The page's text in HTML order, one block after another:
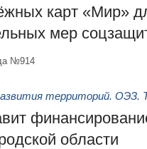
карт «Мир»
мер
№914
территорий. ОЭЗ.
области